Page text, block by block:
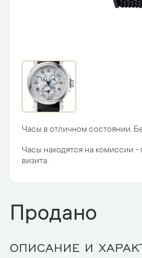
Часы в отличном состоянии.
Часы находятся на комиссии -
визита.
Продано
ОПИСАНИЕ И